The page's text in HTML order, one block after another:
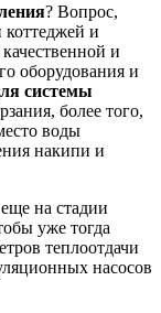
? Вопрос,
коттеджей и
и
оборудования и
системы
более того,
воды
накипи и
на стадии
уже тогда
теплоотдачи
насосов